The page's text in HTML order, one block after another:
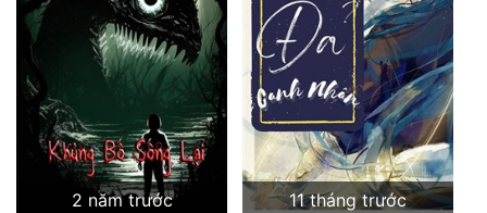
2 năm trước
11 tháng trước